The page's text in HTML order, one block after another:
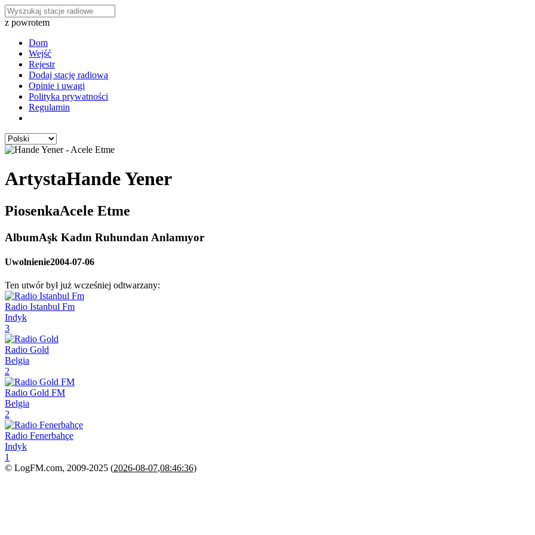
z powrotem
Dom
Wejść
Rejestr
Dodaj stację radiową
Opinie i uwagi
Polityka prywatności
Regulamin
ArtystaHande Yener
PiosenkaAcele Etme
AlbumAşk Kadın Ruhundan Anlamıyor
Uwolnienie2004-07-06
Ten utwór był już wcześniej odtwarzany:
Radio Istanbul Fm
Indyk
3
Radio Gold
Belgia
2
Radio Gold FM
Belgia
2
Radio Fenerbahçe
Indyk
1
© LogFM.com, 2009-2025 (2026-08-07,08:46:36)